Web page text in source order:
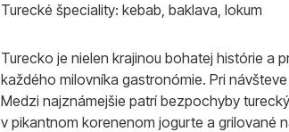
Turecké špeciality: kebab, baklava, lokum
Turecko je nielen krajinou bohatej histórie a
každého milovníka gastronómie. Pri
Medzi najznámejšie patrí bezpochyby
v pikantnom korenenom jogurte a grilované